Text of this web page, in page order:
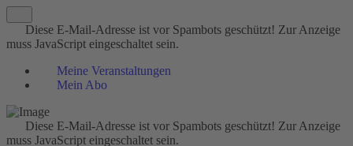
Diese E-Mail-Adresse ist vor Spambots geschützt! Zur Anzeige
muss JavaScript eingeschaltet sein.
Meine Veranstaltungen
Mein Abo
Diese E-Mail-Adresse ist vor Spambots geschützt! Zur Anzeige
muss JavaScript eingeschaltet sein.